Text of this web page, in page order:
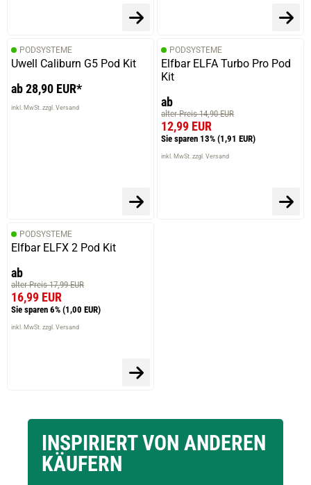
PODSYSTEME
Uwell Caliburn G5 Pod Kit
ab 28,90 EUR*
inkl. MwSt. zzgl. Versand
PODSYSTEME
Elfbar ELFA Turbo Pro Pod
Kit
ab
alter Preis 14,90 EUR
12,99 EUR
Sie sparen 13% (1,91 EUR)
inkl. MwSt. zzgl. Versand
PODSYSTEME
Elfbar ELFX 2 Pod Kit
ab
alter Preis 17,99 EUR
16,99 EUR
Sie sparen 6% (1,00 EUR)
inkl. MwSt. zzgl. Versand
INSPIRIERT VON ANDEREN
KÄUFERN